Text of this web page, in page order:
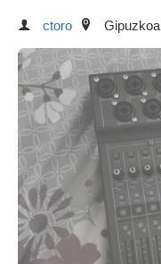
ctoro Gipuzkoa